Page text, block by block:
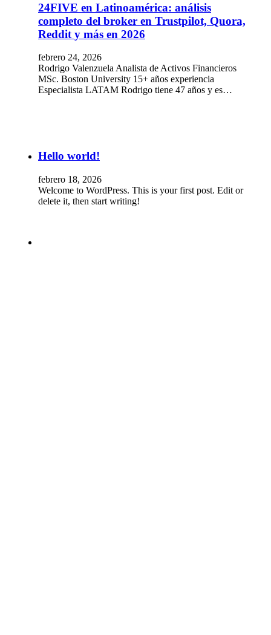
24FIVE en Latinoamérica: análisis
completo del broker en Trustpilot, Quora,
Reddit y más en 2026
febrero 24, 2026
Rodrigo Valenzuela Analista de Activos Financieros
MSc. Boston University 15+ años experiencia
Especialista LATAM Rodrigo tiene 47 años y es…
Hello world!
febrero 18, 2026
Welcome to WordPress. This is your first post. Edit or
delete it, then start writing!